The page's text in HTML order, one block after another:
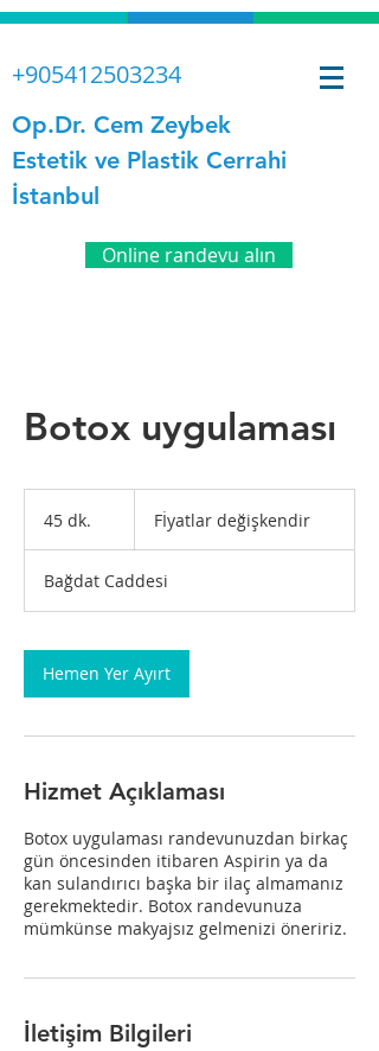
+905412503234
Op.Dr. Cem Zeybek
Estetik ve Plastik Cerrahi
İstanbul
Online randevu alın
Botox uygulaması
45 dk.
k
.
değişkendir
Fİyatlar değişkendir
Bağdat Caddesi
Hemen Yer Ayırt
Hizmet Açıklaması
Botox uygulaması randevunuzdan birkaç
gün öncesinden itibaren Aspirin ya da
kan sulandırıcı başka bir ilaç almamanız
gerekmektedir. Botox randevunuza
mümkünse makyajsız gelmenizi öneririz.
İletişim Bilgileri